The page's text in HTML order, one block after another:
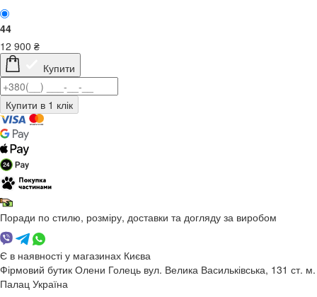
44
12 900 ₴
Купити
Поради по стилю, розміру, доставки та догляду за виробом
Є в наявності у магазинах Києва
Фірмовий бутик Олени Голець вул. Велика Васильківська, 131 ст. м.
Палац Україна